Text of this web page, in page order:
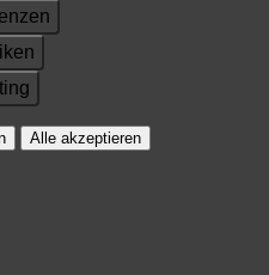
Alle akzeptieren